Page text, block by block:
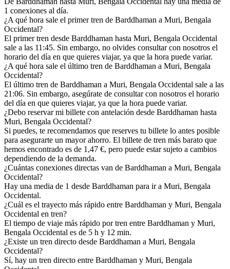
1 conexiones al día.
¿A qué hora sale el primer tren de Barddhaman a Muri, Bengala
Occidental?
El primer tren desde Barddhaman hasta Muri, Bengala Occidental
sale a las 11:45. Sin embargo, no olvides consultar con nosotros el
horario del día en que quieres viajar, ya que la hora puede variar.
¿A qué hora sale el último tren de Barddhaman a Muri, Bengala
Occidental?
El último tren de Barddhaman a Muri, Bengala Occidental sale a las
21:06. Sin embargo, asegúrate de consultar con nosotros el horario
del día en que quieres viajar, ya que la hora puede variar.
¿Debo reservar mi billete con antelación desde Barddhaman hasta
Muri, Bengala Occidental?
Si puedes, te recomendamos que reserves tu billete lo antes posible
para asegurarte un mayor ahorro. El billete de tren más barato que
hemos encontrado es de 1,47 €, pero puede estar sujeto a cambios
dependiendo de la demanda.
¿Cuántas conexiones directas van de Barddhaman a Muri, Bengala
Occidental?
Hay una media de 1 desde Barddhaman para ir a Muri, Bengala
Occidental.
¿Cuál es el trayecto más rápido entre Barddhaman y Muri, Bengala
Occidental en tren?
El tiempo de viaje más rápido por tren entre Barddhaman y Muri,
Bengala Occidental es de 5 h y 12 min.
¿Existe un tren directo desde Barddhaman a Muri, Bengala
Occidental?
Sí, hay un tren directo entre Barddhaman y Muri, Bengala